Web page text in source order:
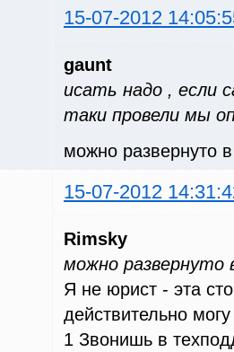
15-07-2012
gaunt
исать надо , если
таки провели мы
можно развернуто
15-07-2012
Rimsky
можно развернуто
Я не юрист - эта
действительно
1 Звонишь в